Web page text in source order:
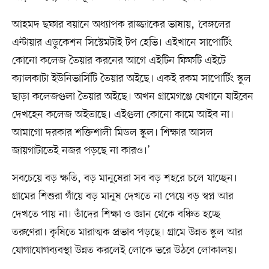
আহমদ ছফার বয়ানে অধ্যাপক রাজ্জাকের ভাষায়, ‘বেঙ্গলের
এন্টায়ার এডুকেশন সিস্টেমটাই টপ হেভি। এইখানে সাপোর্টিং
কোনো কলেজ তৈয়ার করনের আগে এইটিন ফিফটি এইটে
ক্যালকাটা ইউনিভার্সিটি তৈয়ার অইছে। একই রকম সাপোর্টিং স্কুল
ছাড়া কলেজগুলা তৈয়ার অইছে। অখন গ্রামেগঞ্জে যেখানে যাইবেন
দেখহেন কলেজ অইতাছে। এইগুলা কোনো কামে আইব না।
আমাগো দরকার শক্তিশালী মিডল স্কুল। শিক্ষার আসল
জায়গাটাতেই নজর পড়ছে না কারও।’
সবচেয়ে বড় ক্ষতি, বড় মানুষেরা সব বড় শহরে চলে যাচ্ছেন।
গ্রামের শিশুরা গাঁয়ে বড় মানুষ দেখতে না পেয়ে বড় স্বপ্ন আর
দেখতে পায় না। তাঁদের শিক্ষা ও জ্ঞান থেকে বঞ্চিত হচ্ছে
তরুণেরা। কৃষিতে মারাত্মক প্রভাব পড়ছে। গ্রামে উন্নত স্কুল আর
যোগাযোগব্যবস্থা উন্নত করলেই লোকে ভরে উঠবে লোকালয়।